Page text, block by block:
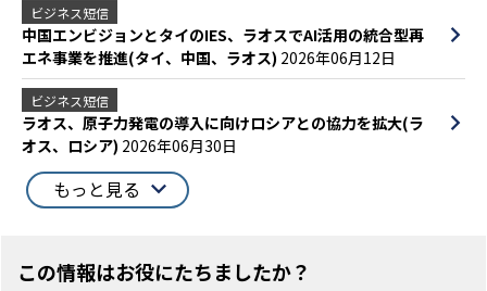
ビジネス短信
中国エンビジョンとタイのIES、ラオスでAI活用の統合型再
エネ事業を推進(タイ、中国、ラオス) 2026年06月12日
ビジネス短信
ラオス、原子力発電の導入に向けロシアとの協力を拡大(ラ
オス、ロシア) 2026年06月30日
もっと見る
この情報はお役にたちましたか？